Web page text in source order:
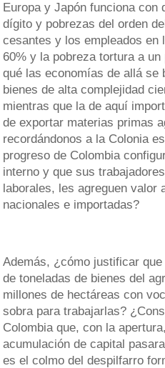
Europa y Japón funciona con
dígito y pobrezas del orden
cesantes y los empleados en
60% y la pobreza tortura a
qué las economías de allá se
bienes de alta complejidad
mientras que la de aquí
de exportar materias primas
recordándonos a la Colonia
progreso de Colombia
interno y que sus
laborales, les agreguen valor
nacionales e importadas?
Además, ¿cómo justificar
de toneladas de bienes del
millones de hectáreas con
sobra para trabajarlas?
Colombia que, con la
acumulación de capital
es el colmo del despilfarro